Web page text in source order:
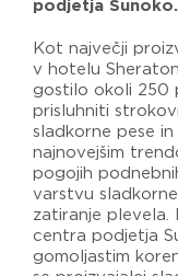
podjetja Sunoko.
Kot največji
v hotelu
gostilo okoli 250
prisluhniti
sladkorne pese
najnovejšim
pogojih
varstvu
zatiranje plevela.
centra podjetja
gomoljastim